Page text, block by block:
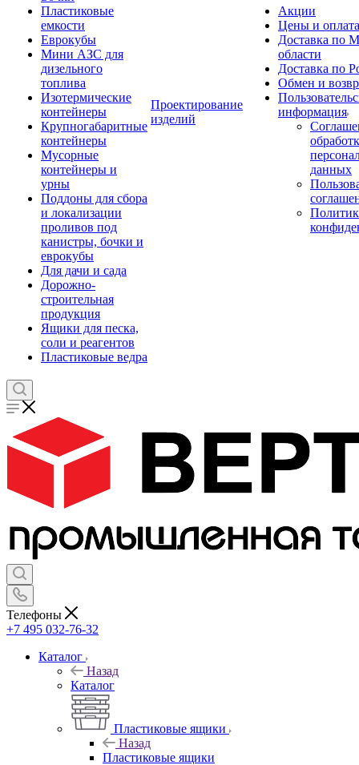
Пластиковые
емкости
Еврокубы
Мини АЗС для
дизельного
топлива
Изотермические
контейнеры
Крупногабаритные
контейнеры
Мусорные
контейнеры и
урны
Поддоны для сбора
и локализации
проливов под
канистры, бочки и
еврокубы
Для дачи и сада
Дорожно-
строительная
продукция
Ящики для песка,
соли и реагентов
Пластиковые ведра
Проектирование
изделий
Акции
Цены и оплата
Доставка по
области
Доставка по
Обмен и
информация
данных
Телефоны
+7 495 032-76-32
Каталог
Назад
Каталог
Пластиковые ящики
Назад
Пластиковые ящики